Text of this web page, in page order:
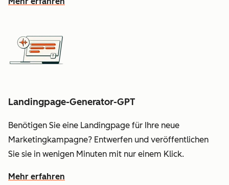
Landingpage-Generator-GPT
Benötigen Sie eine Landingpage für Ihre neue
Marketingkampagne? Entwerfen und veröffentlichen
Sie sie in wenigen Minuten mit nur einem Klick.
Mehr erfahren